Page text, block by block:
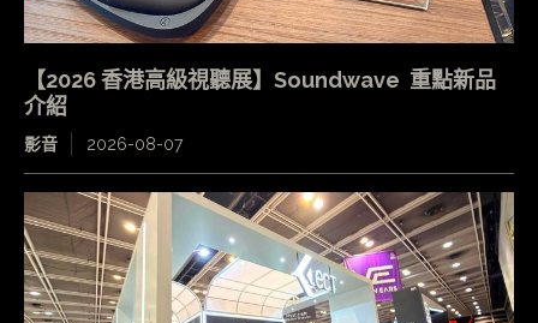
【2026 香港高級視聽展】Soundwave 重點新品
介紹
影音 2026-08-07